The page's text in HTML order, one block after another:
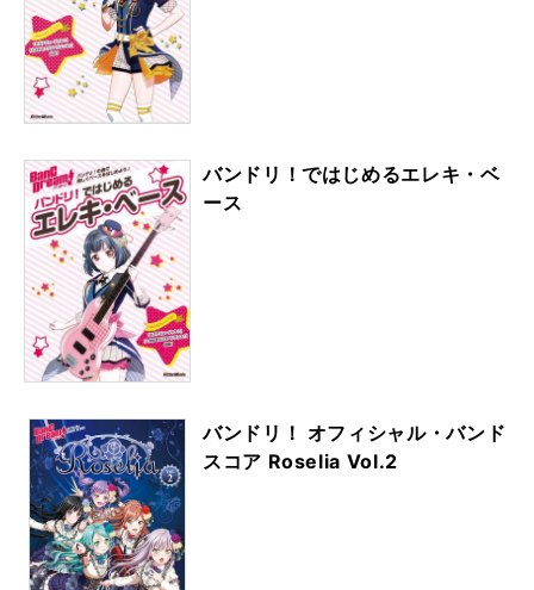
バンドリ！ではじめるエレキ・ベ
ース
バンドリ！ オフィシャル・バンド
スコア Roselia Vol.2